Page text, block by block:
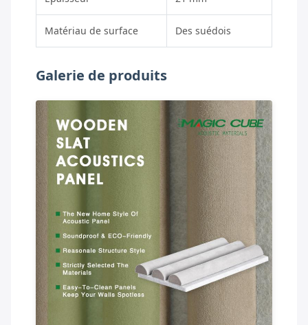
Matériau de surface Des suédois
Galerie de produits